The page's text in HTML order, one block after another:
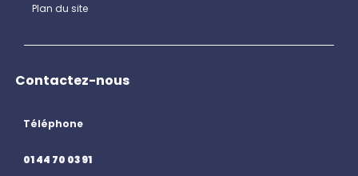
Plan du site
Contactez-nous
Téléphone
01 44 70 03 91